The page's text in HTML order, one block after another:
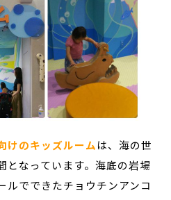
けのキッズルームは、海の世
となっています。海底の岩場
ルでできたチョウチンアンコ